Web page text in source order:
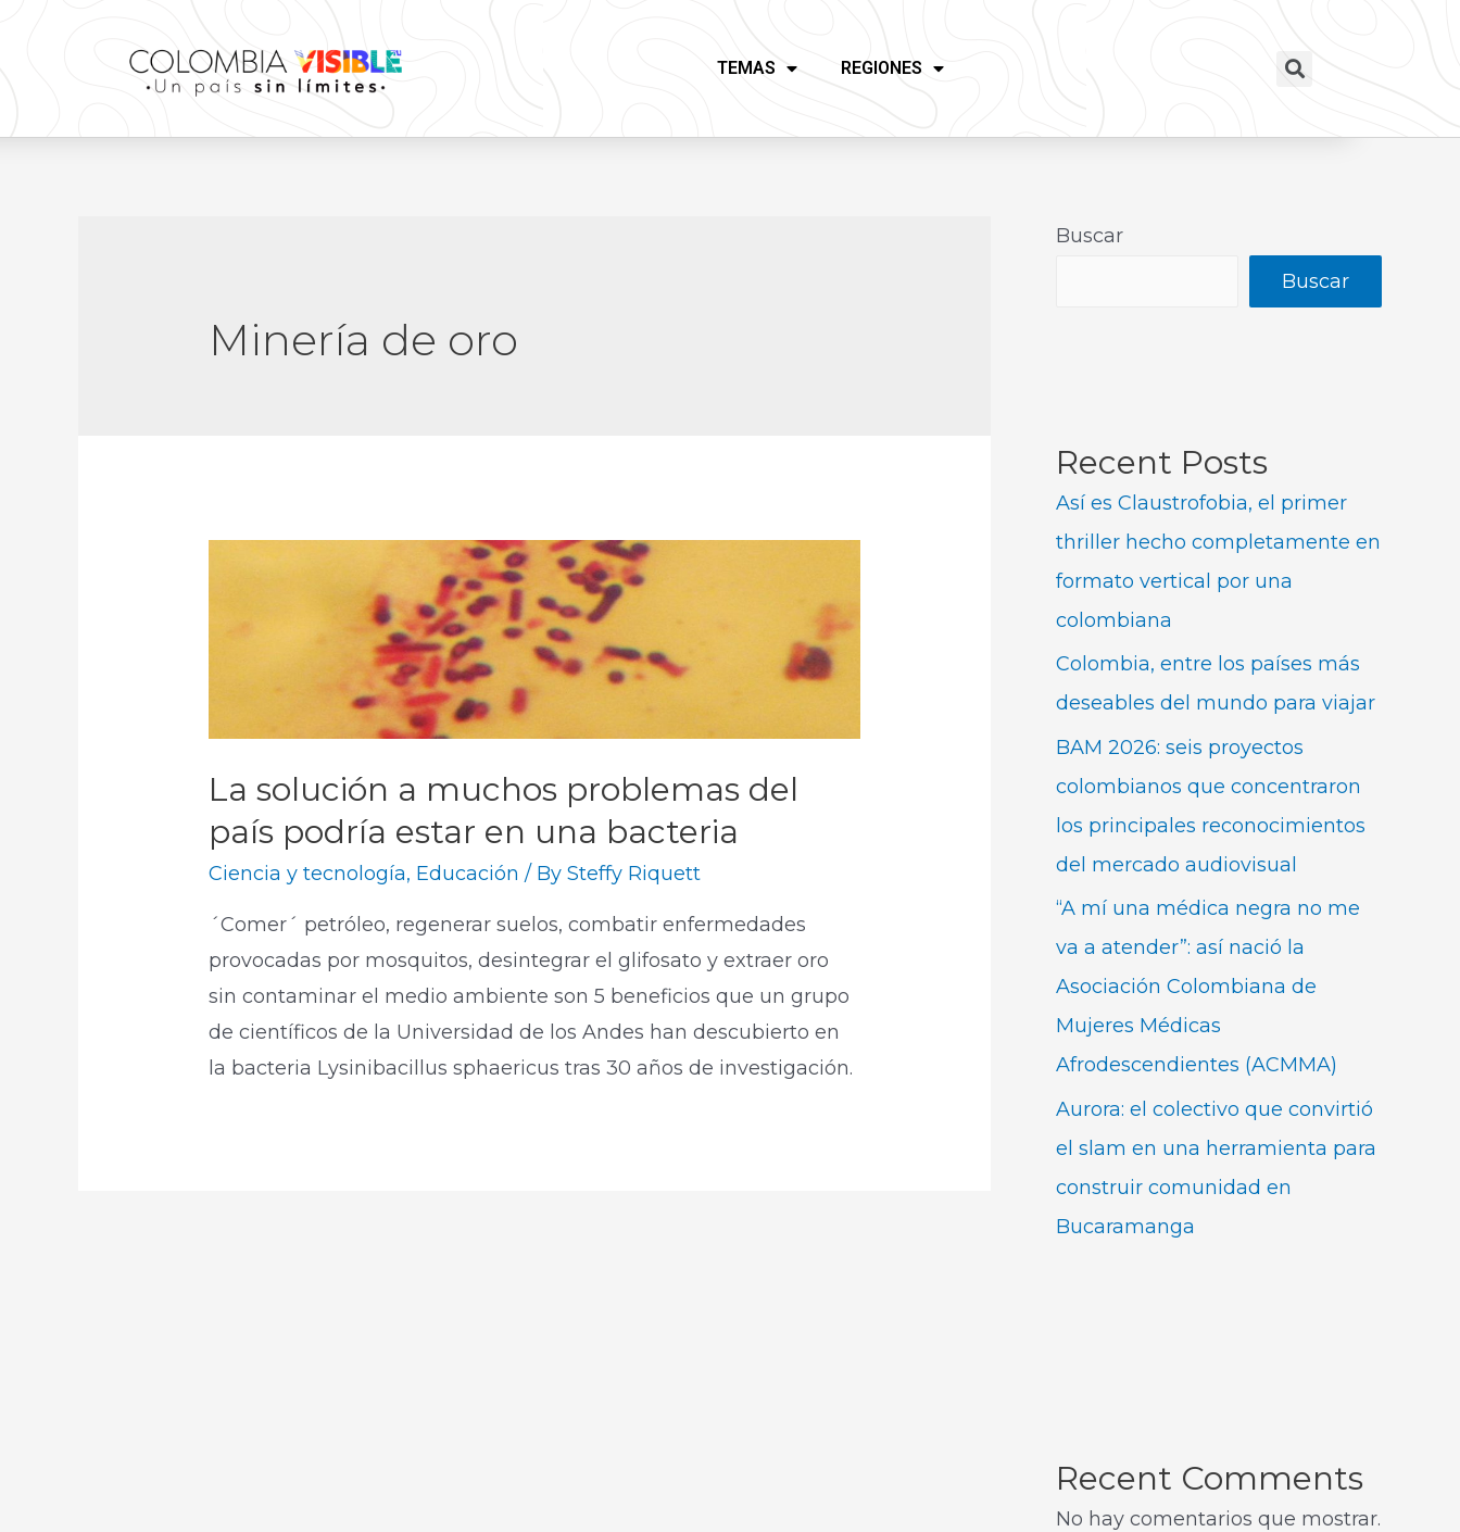
TEMAS REGIONES
Minería de oro
La solución a muchos problemas del
país podría estar en una bacteria
Ciencia y tecnología, Educación / BySteffy Riquett
´Comer´ petróleo, regenerar suelos, combatir enfermedades
provocadas por mosquitos, desintegrar el glifosato y extraer oro
sin contaminar el medio ambiente son 5 beneficios que un grupo
de científicos de la Universidad de los Andes han descubierto en
la bacteria Lysinibacillus sphaericus tras 30 años de investigación.
Buscar
Buscar
Recent Posts
Así es Claustrofobia, el primer
thriller hecho completamente en
formato vertical por una
colombiana
Colombia, entre los países más
deseables del mundo para viajar
BAM 2026: seis proyectos
colombianos que concentraron
los principales reconocimientos
del mercado audiovisual
“A mí una médica negra no me
va a atender”: así nació la
Asociación Colombiana de
Mujeres Médicas
Afrodescendientes (ACMMA)
Aurora: el colectivo que convirtió
el slam en una herramienta para
construir comunidad en
Bucaramanga
Recent Comments
No hay comentarios que mostrar.